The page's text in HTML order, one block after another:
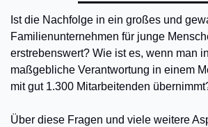
Ist die Nachfolge in ein großes und
Familienunternehmen für junge
erstrebenswert? Wie ist es, wenn man
maßgebliche Verantwortung in einem
mit gut 1.300 Mitarbeitenden
Über diese Fragen und viele weitere